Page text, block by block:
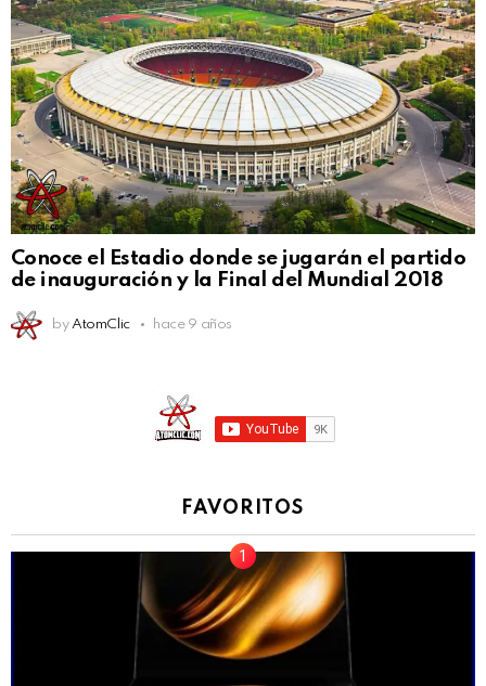
Conoce el Estadio donde se jugarán el partido
de inauguración y la Final del Mundial 2018
by AtomClic hace 9 años
FAVORITOS